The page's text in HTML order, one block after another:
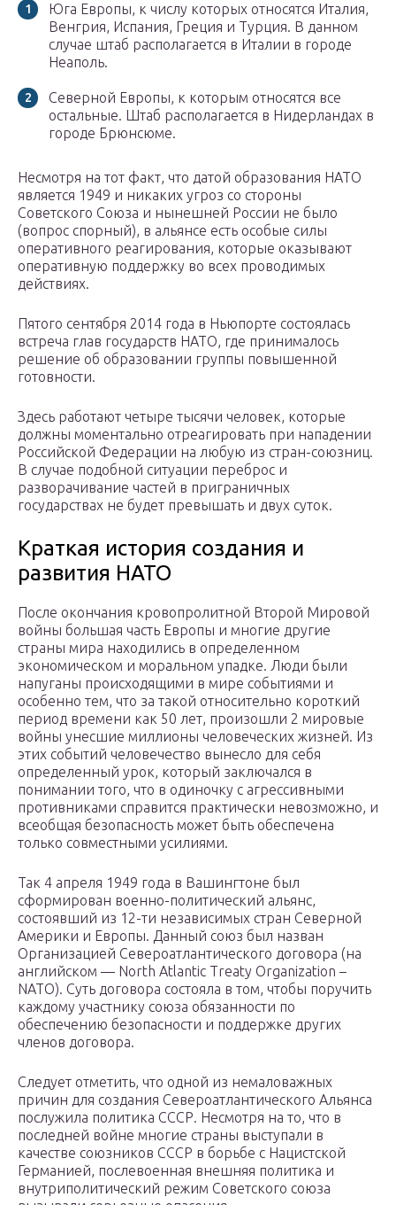
Юга Европы, к числу которых относятся Италия,
Венгрия, Испания, Греция и Турция. В данном
случае штаб располагается в Италии в городе
Неаполь.
Северной Европы, к которым относятся все
остальные. Штаб располагается в Нидерландах в
городе Брюнсюме.
Несмотря на тот факт, что датой образования НАТО
является 1949 и никаких угроз со стороны
Советского Союза и нынешней России не было
(вопрос спорный), в альянсе есть особые силы
оперативного реагирования, которые оказывают
оперативную поддержку во всех проводимых
действиях.
Пятого сентября 2014 года в Ньюпорте состоялась
встреча глав государств НАТО, где принималось
решение об образовании группы повышенной
готовности.
Здесь работают четыре тысячи человек, которые
должны моментально отреагировать при нападении
Российской Федерации на любую из стран-союзниц.
В случае подобной ситуации переброс и
разворачивание частей в приграничных
государствах не будет превышать и двух суток.
Краткая история создания и
развития НАТО
После окончания кровопролитной Второй Мировой
войны большая часть Европы и многие другие
страны мира находились в определенном
экономическом и моральном упадке. Люди были
напуганы происходящими в мире событиями и
особенно тем, что за такой относительно короткий
период времени как 50 лет, произошли 2 мировые
войны унесшие миллионы человеческих жизней. Из
этих событий человечество вынесло для себя
определенный урок, который заключался в
понимании того, что в одиночку с агрессивными
противниками справится практически невозможно, и
всеобщая безопасность может быть обеспечена
только совместными усилиями.
Так 4 апреля 1949 года в Вашингтоне был
сформирован военно-политический альянс,
состоявший из 12-ти независимых стран Северной
Америки и Европы. Данный союз был назван
Организацией Североатлантического договора (на
английском — North Atlantic Treaty Organization –
NATO). Суть договора состояла в том, чтобы поручить
каждому участнику союза обязанности по
обеспечению безопасности и поддержке других
членов договора.
Следует отметить, что одной из немаловажных
причин для создания Североатлантического Альянса
послужила политика СССР. Несмотря на то, что в
последней войне многие страны выступали в
качестве союзников СССР в борьбе с Нацистской
Германией, послевоенная внешняя политика и
внутриполитический режим Советского союза